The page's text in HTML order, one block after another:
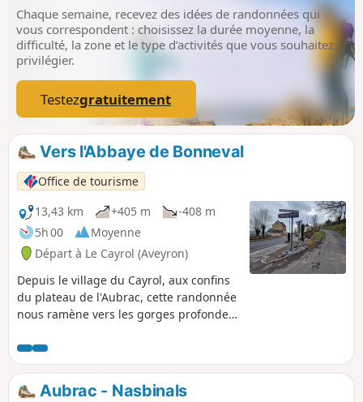
Chaque semaine, recevez des idées de randonnées qui
vous correspondent : choisissez la durée moyenne, la
difficulté, la zone et le type d’activités que vous souhaitez
privilégier.
Testezgratuitement
Vers l'Abbaye de Bonneval
Office de tourisme
13,43 km
+405 m
-408 m
5h 00
Moyenne
Départ à Le Cayrol (Aveyron)
Depuis le village du Cayrol, aux confins
du plateau de l'Aubrac, cette randonnée
nous ramène vers les gorges profondes,
Cistercienne de Bonneval, dans un lieu
solitaire et silencieux propice à la
contemplation.
Aubrac - Nasbinals